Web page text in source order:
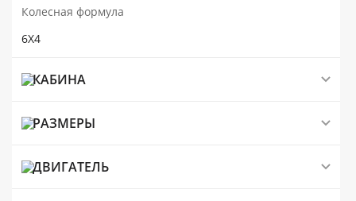
Колесная формула
6Х4
КАБИНА
РАЗМЕРЫ
ДВИГАТЕЛЬ